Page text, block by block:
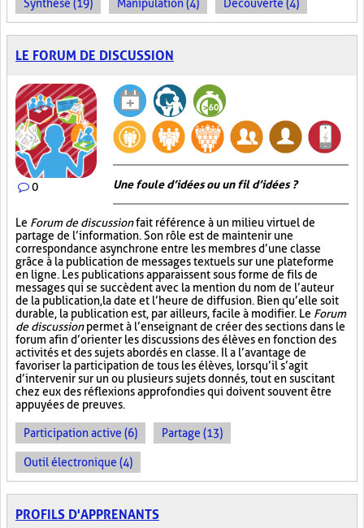
Synthèse (19) Manipulation (4) Découverte (4)
LE FORUM DE DISCUSSION
0 Une foule d’idées ou un fil d’idées ?
Le Forum de discussionfait référence à un milieu virtuel de
partage de l’information. Son rôle est de maintenir une
correspondance asynchrone entre les membres d’une classe
grâce à la publication de messages textuels sur une plateforme
en ligne. Les publications apparaissent sous forme de fils de
messages qui se succèdent avec la mention du nom de l’auteur
de la publication, la date et l’heure de diffusion. Bien qu’elle soit
durable, la publication est, par ailleurs, facile à modifier. Le Forum
de discussionpermet à l’enseignant de créer des sections dans le
forum afin d’orienter les discussions des élèves en fonction des
activités et des sujets abordés en classe. Il a l’avantage de
favoriser la participation de tous les élèves, lorsqu’il s’agit
d’intervenir sur un ou plusieurs sujets donnés, tout en suscitant
chez eux des réflexions approfondies qui doivent souvent être
appuyées de preuves.
Participation active (6) Partage (13)
Outil électronique (4)
PROFILS D'APPRENANTS